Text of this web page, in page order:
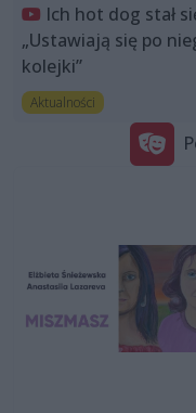
Ich hot dog stał
„Ustawiają się po
kolejki”
Aktualności